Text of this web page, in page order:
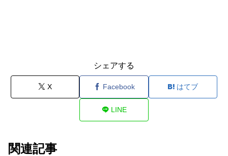
シェアする
X Facebook はてブ
LINE
関連記事